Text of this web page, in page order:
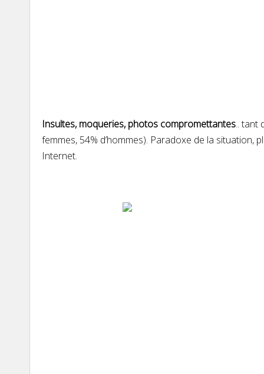
Insultes, moqueries, photos compromettantes.. tant
femmes, 54% d’hommes). Paradoxe de la situation,
Internet.